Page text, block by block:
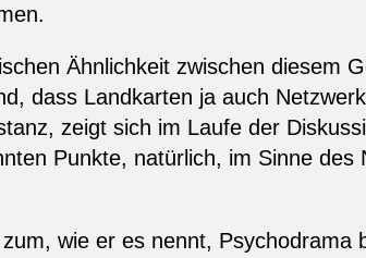
Ähnlichkeit zwischen diesem
dass Landkarten ja auch
zeigt sich im Laufe der
Punkte, natürlich, im Sinne des
wie er es nennt, Psychodrama